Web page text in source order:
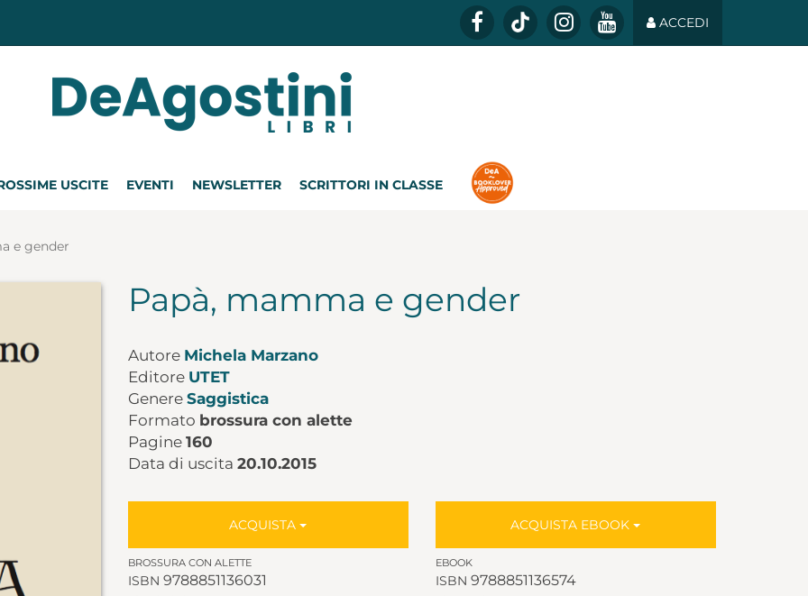
ACCEDI
USCITE EVENTI NEWSLETTER SCRITTORI IN CLASSE
e gender
Papà, mamma e gender
Autore Michela Marzano
Editore UTET
Genere Saggistica
Formato brossura con alette
Pagine 160
Data di uscita 20.10.2015
ACQUISTA
BROSSURA CON ALETTE
ISBN 9788851136031
ACQUISTA EBOOK
EBOOK
ISBN 9788851136574